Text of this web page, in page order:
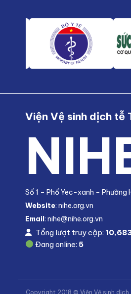
Viện Vệ sinh dịch tễ
Số 1 – Phố Yec-xanh – Phường
Website: nihe.org.vn
Email: nihe@nihe.org.vn
Tổng lượt truy cập:
Đang online: 5
Copyright 2018 © Viện Vệ sinh dịch